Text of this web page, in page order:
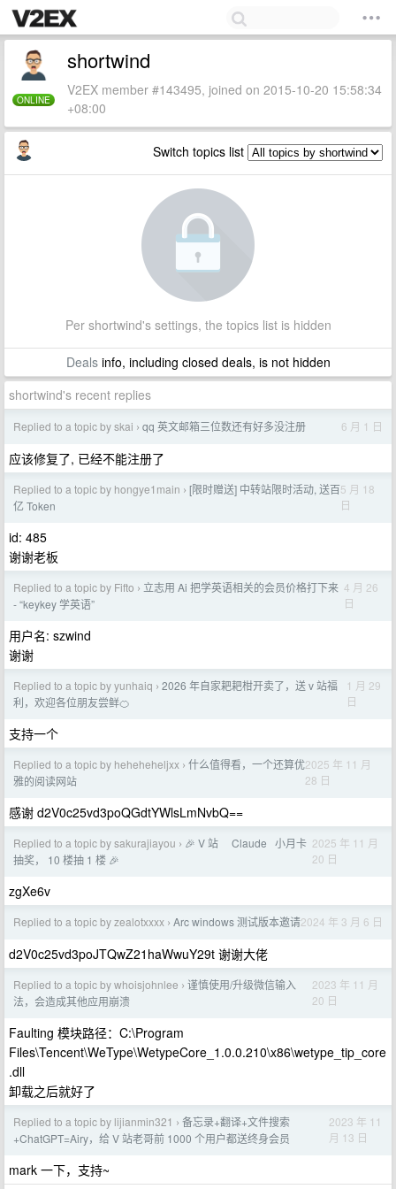
ONLINE
shortwind
V2EX member #143495, joined on 2015-10-20 15:58:34
+08:00
Switch topics list
Per shortwind's settings, the topics list is hidden
Dealsinfo, including closed deals, is not hidden
shortwind's recent replies
Replied to a topic by skai › qq 英文邮箱三位数还有好多没注册 6 月 1 日
应该修复了, 已经不能注册了
Replied to a topic by hongye1main › [限时赠送] 中转站限时活动, 送百
亿 Token
5 月 18
日
id: 485
谢谢老板
Replied to a topic by Fifto › 立志用 Ai 把学英语相关的会员价格打下来
- “keykey 学英语”
4 月 26
日
用户名: szwind
谢谢
Replied to a topic by yunhaiq › 2026 年自家耙耙柑开卖了，送 v 站福
利，欢迎各位朋友尝鲜🍊
1 月 29
日
支持一个
Replied to a topic by heheheheljxx › 什么值得看，一个还算优
雅的阅读网站
2025 年 11 月
28 日
感谢 d2V0c25vd3poQGdtYWlsLmNvbQ==
Replied to a topic by sakurajiayou › 🎉 V 站 ‎​ ‎‌ ‎‍ ‎‎Claude ‎‏ ‎‪ 小月卡
抽奖， 10 楼抽 1 楼 🎉
2025 年 11 月
20 日
zgXe6v
Replied to a topic by zealotxxxx › Arc windows 测试版本邀请2024 年 3 月 6 日
d2V0c25vd3poJTQwZ21haWwuY29t 谢谢大佬
Replied to a topic by whoisjohnlee › 谨慎使用/升级微信输入
法，会造成其他应用崩溃
2023 年 11 月
20 日
Faulting 模块路径：C:\Program
Files\Tencent\WeType\WetypeCore_1.0.0.210\x86\wetype_tip_core
.dll
卸载之后就好了
Replied to a topic by lijianmin321 › 备忘录+翻译+文件搜索
+ChatGPT=Airy，给 V 站老哥前 1000 个用户都送终身会员
2023 年 11
月 13 日
mark 一下，支持~